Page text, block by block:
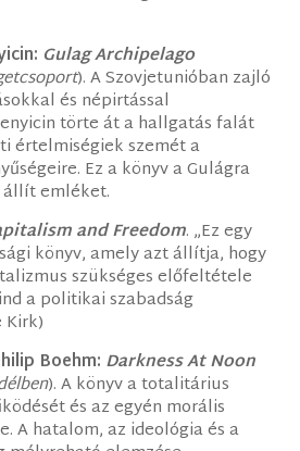
Gulag Archipelago
). A Szovjetunióban zajló
és népirtással
törte át a hallgatás falát
értelmiségiek szemét a
Ez a könyv a Gulágra
emléket.
and Freedom. „Ez egy
könyv, amely azt állítja, hogy
szükséges előfeltétele
a politikai szabadság
Kirk)
Boehm: Darkness At Noon
). A könyv a totalitárius
és az egyén morális
A hatalom, az ideológia és a